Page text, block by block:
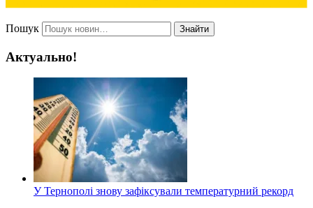
Пошук Знайти
Актуально!
У Тернополі знову зафіксували температурний рекорд